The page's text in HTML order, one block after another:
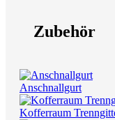
Zubehör
Anschnallgurt
Kofferraum